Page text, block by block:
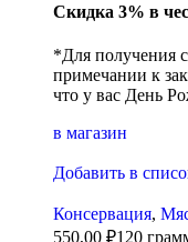
Скидка 3% в
*Для получения
примечании к
что у вас День
в магазин
Добавить в
Консервация,
550,00 ₽120